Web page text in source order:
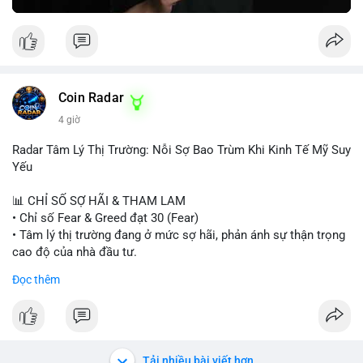
#vlikemarketindex42
Coin Radar
4 giờ
Radar Tâm Lý Thị Trường: Nỗi Sợ Bao Trùm Khi Kinh Tế Mỹ Suy
Yếu
📊 CHỈ SỐ SỢ HÃI & THAM LAM
• Chỉ số Fear & Greed đạt 30 (Fear)
• Tâm lý thị trường đang ở mức sợ hãi, phản ánh sự thận trọng
cao độ của nhà đầu tư.
📈 XU HƯỚNG TÌM KIẾM & THẢO LUẬN
CASHCAT, CRO.
Chainlink, Litecoin.
Đọc thêm